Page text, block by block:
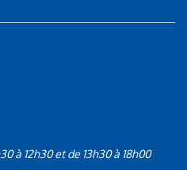
à 12h30 et de 13h30 à 18h00